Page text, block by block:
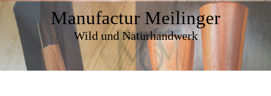
Manufactur Meilinger
Wild und Naturhandwerk